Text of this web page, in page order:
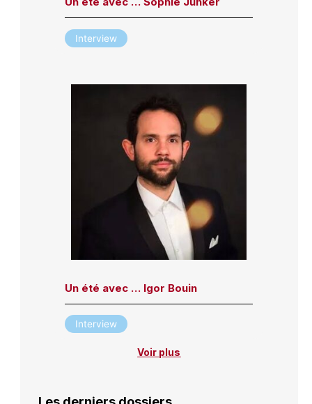
Interview
Un été avec … Igor Bouin
Interview
Voir plus